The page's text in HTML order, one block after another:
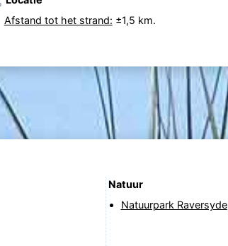
Afstand tot het strand: ±1,5 km.
Natuur
Natuurpark Raversyde